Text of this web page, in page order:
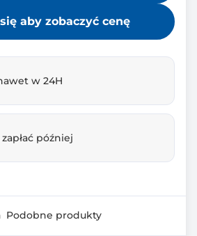
aby zobaczyć cenę
w 24H
później
Podobne produkty